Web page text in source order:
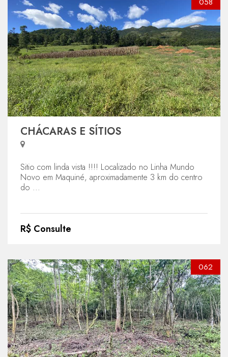
CHÁCARAS E SÍTIOS
Sitio com linda vista !!!! Localizado no Linha Mundo
Novo em Maquiné, aproximadamente 3 km do centro
do ...
R$ Consulte
062